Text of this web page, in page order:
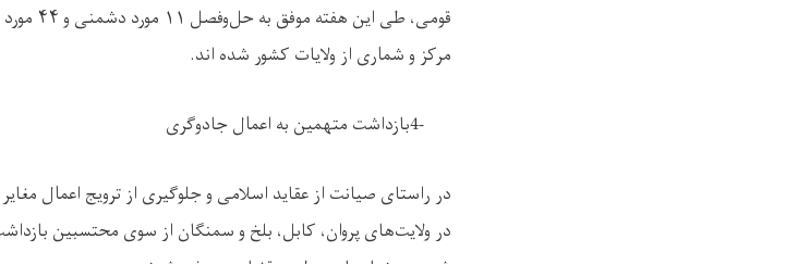
قومی، طی این هفته موفق به حل‌وفصل ۱۱ مورد دشمنی و۴۴
مرکز و شماری از ولایات کشور شده اند.
4-بازداشت متهمین به اعمال جادوگری
در راستای صیانت از عقاید اسلامی و جلوگیری از ترویج اعمال
در ولایت‌های پروان، کابل، بلخ و سمنگان از سوی محتسبین